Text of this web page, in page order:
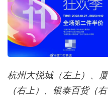
杭州大悦城（左上）、
（右上）、银泰百货（右